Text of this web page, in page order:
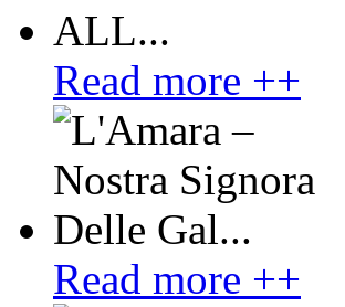
Read more ++
Read more ++